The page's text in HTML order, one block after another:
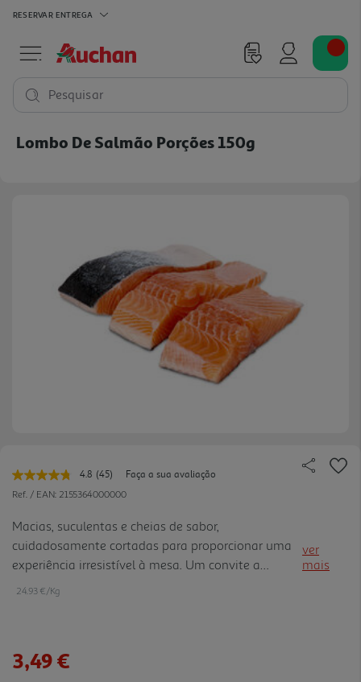
RESERVAR ENTREGA
Pesquisar
Lombo De Salmão Porções 150g
4.8 Leu
45
Link
para
a
mesma
página.
(45)
Faça a sua avaliação
Ref. / EAN: 2155364000000
Macias, suculentas e cheias de sabor,
cuidadosamente cortadas para proporcionar uma
experiência irresistível à mesa. Um convite a
momentos especiais, onde cada dentada celebra o
ver
mais
24.93 €/Kg
3,49 €